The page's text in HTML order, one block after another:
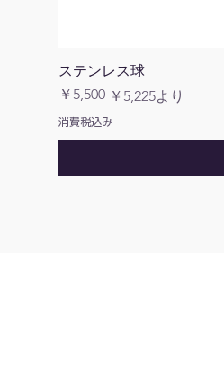
ステンレス球
通常価格
￥5,500 ￥5,225より
セール価格
消費税込み